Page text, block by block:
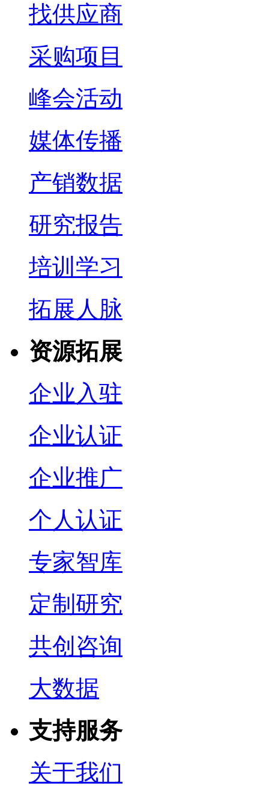
找供应商
采购项目
峰会活动
媒体传播
产销数据
研究报告
培训学习
拓展人脉
资源拓展
企业入驻
企业认证
企业推广
个人认证
专家智库
定制研究
共创咨询
大数据
支持服务
关于我们